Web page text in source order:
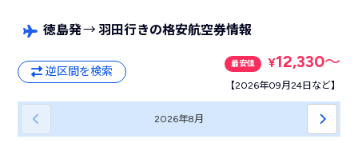
徳島発→羽田行きの格安航空券情報
逆区間を検索
最安値 ¥12,330〜
【2026年09月24日など】
2026年8月